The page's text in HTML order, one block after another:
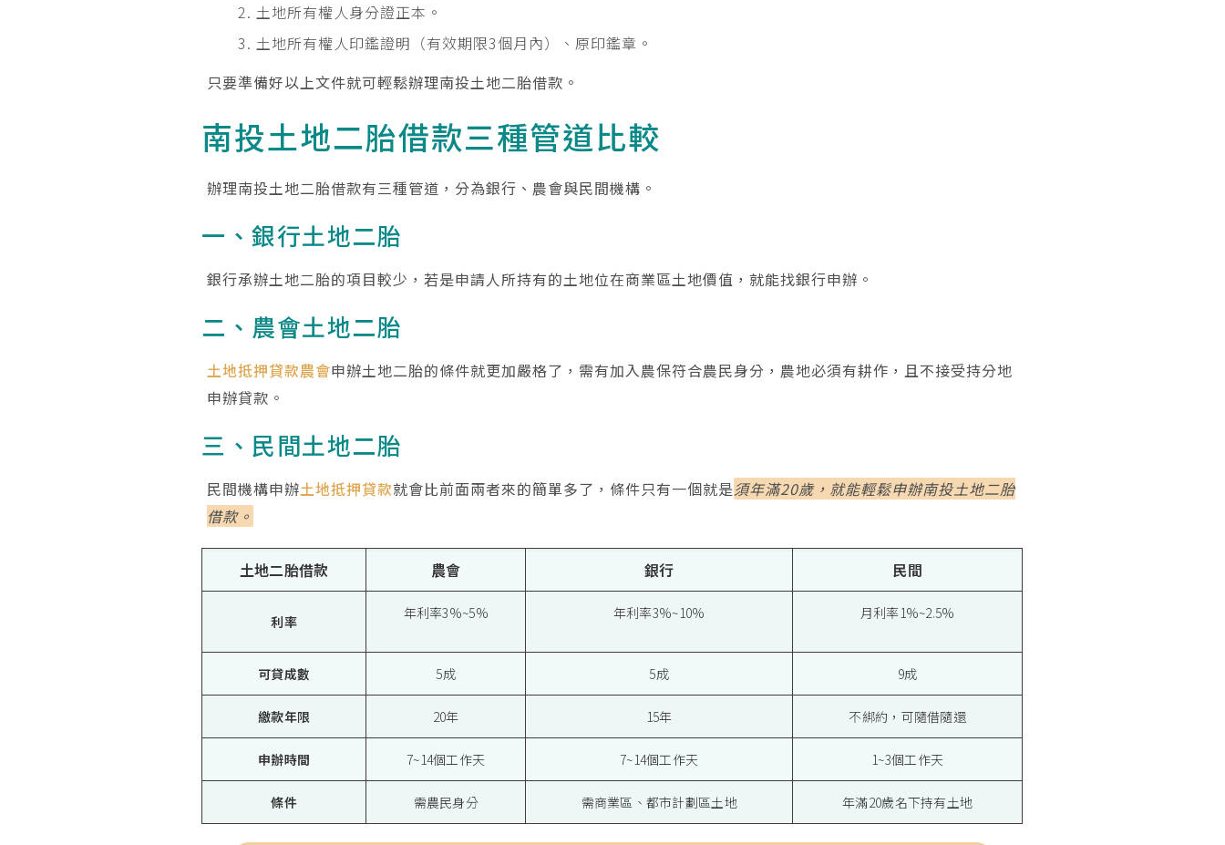
土地所有權人身分證正本。
土地所有權人印鑑證明（有效期限3個月內）、原印鑑章。
只要準備好以上文件就可輕鬆辦理南投土地二胎借款。
南投土地二胎借款三種管道比較
辦理南投土地二胎借款有三種管道，分為銀行、農會與民間機構。
一、銀行土地二胎
銀行承辦土地二胎的項目較少，若是申請人所持有的土地位在商業區土地價值，就能找銀行申辦。
二、農會土地二胎
土地抵押貸款農會申辦土地二胎的條件就更加嚴格了，需有加入農保符合農民身分，農地必須有耕作，且不接受持分地
申辦貸款。
三、民間土地二胎
民間機構申辦土地抵押貸款就會比前面兩者來的簡單多了，條件只有一個就是須年滿20歲，就能輕鬆申辦南投土地二胎
借款。
土地二胎借款 農會 銀行 民間
利率 年利率3%~5% 年利率3%~10% 月利率1%~2.5%
可貸成數 5成 5成 9成
繳款年限 20年 15年 不綁約，可隨借隨還
申辦時間 7~14個工作天 7~14個工作天 1~3個工作天
條件 需農民身分 需商業區、都市計劃區土地 年滿20歲名下持有土地